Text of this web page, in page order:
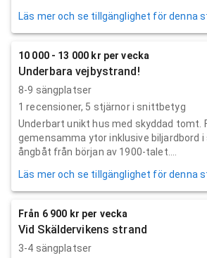
Läs mer och se tillgänglighet för denna
10 000 - 13 000 kr per vecka
Underbara vejbystrand!
8-9 sängplatser
1 recensioner, 5 stjärnor i snittbetyg
Underbart unikt hus med skyddad tomt.
gemensamma ytor inklusive biljardbord
ångbåt från början av 1900-talet....
Läs mer och se tillgänglighet för denna
Från 6 900 kr per vecka
Vid Skäldervikens strand
3-4 sängplatser